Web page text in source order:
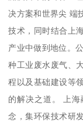
决方案和世界尖 端
技术，同时结合上
产业中做到地位。
种工业废水废气、
程以及基础建设等
的解决之道。 上
念，集环保技术研